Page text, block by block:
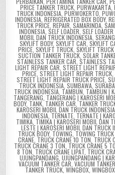
PRICE TANKER TRUCK PURWAKARTA
TRUCK INDONESIA PURWOKERTO
INDONESIA, REFRIGERATED BOX BODY,
TRUCK PRICE REPAIR SAMARINDA
INDONESIA, SELF LOADER SELF
MOBIL DAN TRUCK INDONESIA, SERANG
SKYLIFT BODY, SKYLIFT CAR SKYLIFT
PRICE SKYLIFT TRUCK SKYLIFT TRUCK
SUCTION TANKER TRUCK SOLAR
STAINLESS TANKER CAR STAINLESS
LIGHT REPAIR CAR STREET LIGHT
PRICE STREET LIGHT REPAIR TRUCK
STREET LIGHT REPAIR TRUCK PRICE,
TRUCK INDONESIA SUMBAWA
TRUCK INDONESIA, TAMBUN TAMBUN |
TANGERANG TANGERANG | KAROSERI
BODY, TANK,TANKER CAR ,TANKER
KAROSERI MOBIL DAN TRUCK INDONESIA
INDONESIA TERNATE TERNATE |
TIMIKA, TIMIKA | KAROSERI MOBIL DAN
LESTE | KAROSERI MOBIL DAN TRUCK
TRUCK BODY, TOWING TOWING
CRANE TRUCK CRANE 10 TON TRUCK
TRUCK CRANE 3 TON TRUCK CRANE 5
8 TON TRUCK CRANE LIPAT TRUCK
UJUNGPANDANG UJUNGPANDANG |
VACUUM TANKER CAR VACUUM
TANKER TRUCK, WINGBOX,